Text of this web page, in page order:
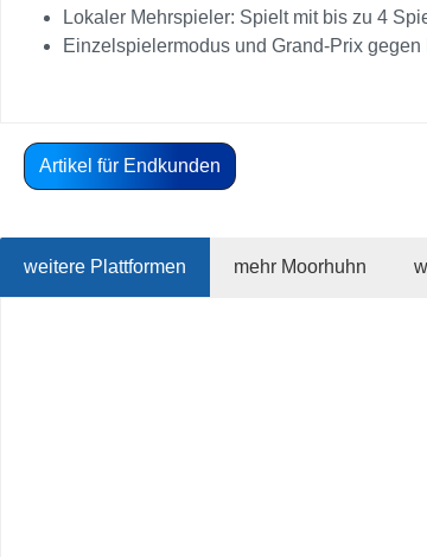
Lokaler Mehrspieler: Spielt mit bis zu 4
Einzelspielermodus und Grand-Prix gegen
Artikel für Endkunden
weitere Plattformen mehr Moorhuhn